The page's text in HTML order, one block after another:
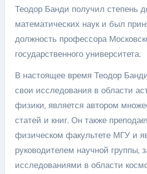
Теодор Банди получил степень
математических наук и был
должность профессора
государственного университета.
В настоящее время Теодор
свои исследования в области
физики, является автором
статей и книг. Он также
физическом факультете МГУ и
руководителем научной группы,
исследованиями в области